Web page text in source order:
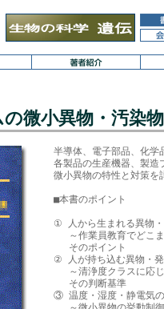
微小異物・汚染
半導体、電子部品、化学
各製品の生産機器、製造
微小異物の特性と対策を
■本書のポイント
① 人から生まれる異物
～作業員教育でどこま
そのポイント
② 人が持ち込む異物・
～清浄度クラスに応じ
その判断基準
③ 温度・湿度・静電気